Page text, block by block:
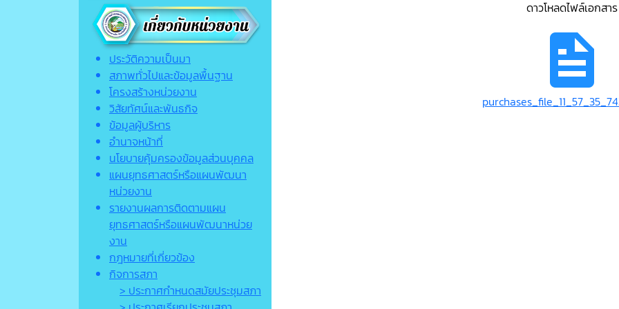
ประวัติความเป็นมา
สภาพทั่วไปและข้อมูลพื้นฐาน
โครงสร้างหน่วยงาน
วิสัยทัศน์และพันธกิจ
ข้อมูลผู้บริหาร
อำนาจหน้าที่
นโยบายคุ้มครองข้อมูลส่วนบุคคล
แผนยุทธศาสตร์หรือแผนพัฒนา
หน่วยงาน
รายงานผลการติดตามแผน
ยุทธศาสตร์หรือแผนพัฒนาหน่วย
งาน
กฎหมายที่เกี่ยวข้อง
กิจการสภา
> ประกาศกำหนดสมัยประชุมสภา
ดาวโหลดไฟล์เอกสาร